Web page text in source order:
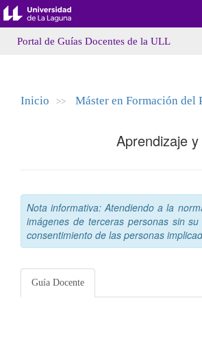
Portal de Guías Docentes de la ULL
Inicio >> Máster en Formación del
Aprendizaje
Nota informativa: Atendiendo a la
imágenes de terceras personas sin
consentimiento de las personas
Guía Docente